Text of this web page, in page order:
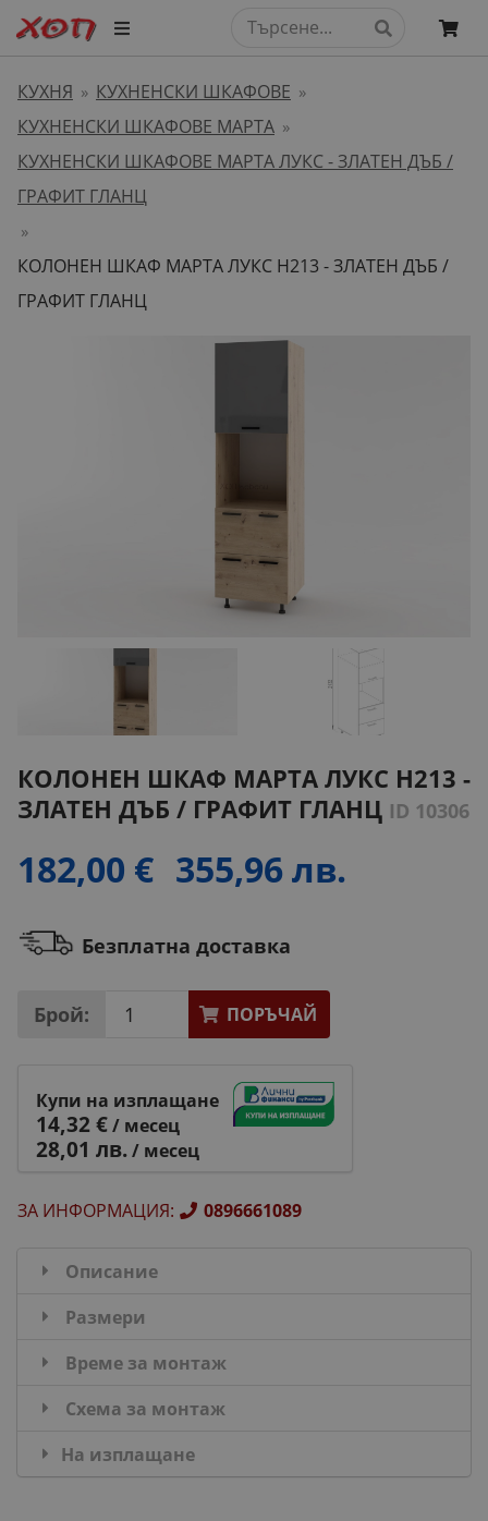
КУХНЯ » КУХНЕНСКИ ШКАФОВЕ »
КУХНЕНСКИ ШКАФОВЕ МАРТА »
КУХНЕНСКИ ШКАФОВЕ МАРТА ЛУКС - ЗЛАТЕН ДЪБ /
ГРАФИТ ГЛАНЦ
»
КОЛОНЕН ШКАФ МАРТА ЛУКС H213 - ЗЛАТЕН ДЪБ /
ГРАФИТ ГЛАНЦ
КОЛОНЕН ШКАФ МАРТА ЛУКС H213 -
ЗЛАТЕН ДЪБ / ГРАФИТ ГЛАНЦ ID 10306
182,00 € 355,96 лв.
Безплатна доставка
Брой: ПОРЪЧАЙ
Купи на изплащане
14,32 €/ месец
28,01 лв./ месец
ЗА ИНФОРМАЦИЯ: 0896661089
Описание
Размери
Време за монтаж
Схема за монтаж
На изплащане